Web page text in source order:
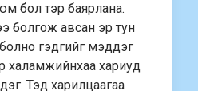
бол тэр баярлана.
болгож авсан эр тун
гэдгийг мэддэг
халамжийнхаа хариуд
Тэд харилцаагаа